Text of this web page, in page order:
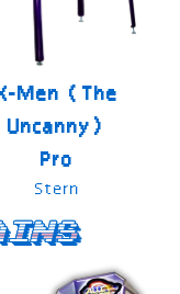
Men (The
Uncanny)
Pro
Stern